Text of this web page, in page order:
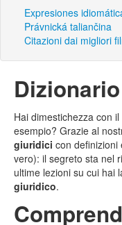
Expresiones
Právnická taliančina
Citazioni dai migliori
Hai dimestichezza con il
esempio? Grazie al
giuridici con
vero): il segreto sta nel
ultime lezioni su cui hai
giuridico.